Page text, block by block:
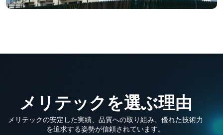
メ リ テックを選ぶ理由
メリテックの安定した実績、品質への取り組み、優れた技術力
を追求する姿勢が信頼されています。